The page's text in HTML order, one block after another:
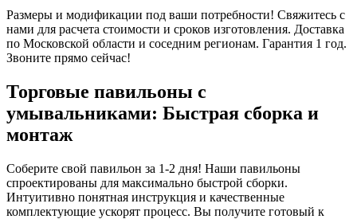
Размеры и модификации под ваши потребности! Свяжитесь с
нами для расчета стоимости и сроков изготовления. Доставка
по Московской области и соседним регионам. Гарантия 1 год.
Звоните прямо сейчас!
Торговые павильоны с
умывальниками: Быстрая сборка и
монтаж
Соберите свой павильон за 1-2 дня! Наши павильоны
спроектированы для максимально быстрой сборки.
Интуитивно понятная инструкция и качественные
комплектующие ускорят процесс. Вы получите готовый к